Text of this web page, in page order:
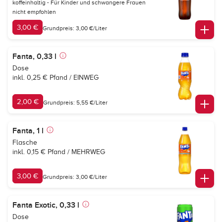
koffeinhaltig - Für Kinder und schwangere Frauen
nicht empfohlen
3,00 € Grundpreis: 3,00 €/Liter
Fanta, 0,33 l
Dose
inkl. 0,25 € Pfand / EINWEG
2,00 € Grundpreis: 5,55 €/Liter
Fanta, 1 l
Flasche
inkl. 0,15 € Pfand / MEHRWEG
3,00 € Grundpreis: 3,00 €/Liter
Fanta Exotic, 0,33 l
Dose